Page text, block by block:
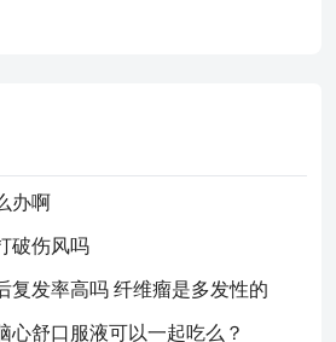
办啊
破伤风吗
复发率高吗 纤维瘤是多发性的
心舒口服液可以一起吃么？